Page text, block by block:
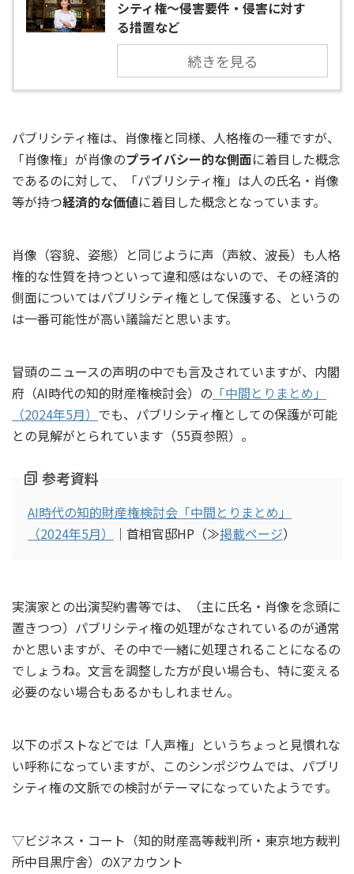
シティ権～侵害要件・侵害に対す
る措置など
続きを見る
パブリシティ権は、肖像権と同様、人格権の一種ですが、
「肖像権」が肖像のプライバシー的な側面に着目した概念
であるのに対して、「パブリシティ権」は人の氏名・肖像
等が持つ経済的な価値に着目した概念となっています。
肖像（容貌、姿態）と同じように声（声紋、波長）も人格
権的な性質を持つといって違和感はないので、その経済的
側面についてはパブリシティ権として保護する、というの
は一番可能性が高い議論だと思います。
冒頭のニュースの声明の中でも言及されていますが、内閣
府（AI時代の知的財産権検討会）の 「中間とりまとめ」
（2024年5月） でも、パブリシティ権としての保護が可能
との見解がとられています（55頁参照）。
参考資料
AI時代の知的財産権検討会「中間とりまとめ」
（2024年5月）
｜首相官邸HP（≫掲載ページ）
実演家との出演契約書等では、（主に氏名・肖像を念頭に
置きつつ）パブリシティ権の処理がなされているのが通常
かと思いますが、その中で一緒に処理されることになるの
でしょうね。文言を調整した方が良い場合も、特に変える
必要のない場合もあるかもしれません。
以下のポストなどでは「人声権」というちょっと見慣れな
い呼称になっていますが、このシンポジウムでは、パブリ
シティ権の文脈での検討がテーマになっていたようです。
▽ビジネス・コート（知的財産高等裁判所・東京地方裁判
所中目黒庁舎）のXアカウント